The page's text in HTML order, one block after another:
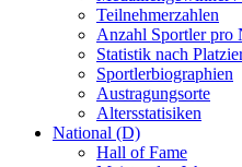
Teilnehmerzahlen
Anzahl Sportler pro
Statistik nach
Sportlerbiographien
Austragungsorte
Altersstatisiken
National (D)
Hall of Fame